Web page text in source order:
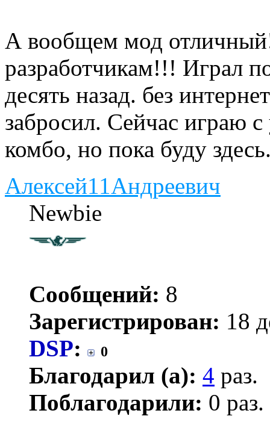
А вообщем мод
разработчикам!!! Играл
десять назад. без
забросил. Сейчас играю
комбо, но пока буду
Алексей11Андреевич
Newbie
Сообщений: 8
Зарегистрирован: 18
DSP: 0
Благодарил (а): 4 раз.
Поблагодарили: 0 раз.